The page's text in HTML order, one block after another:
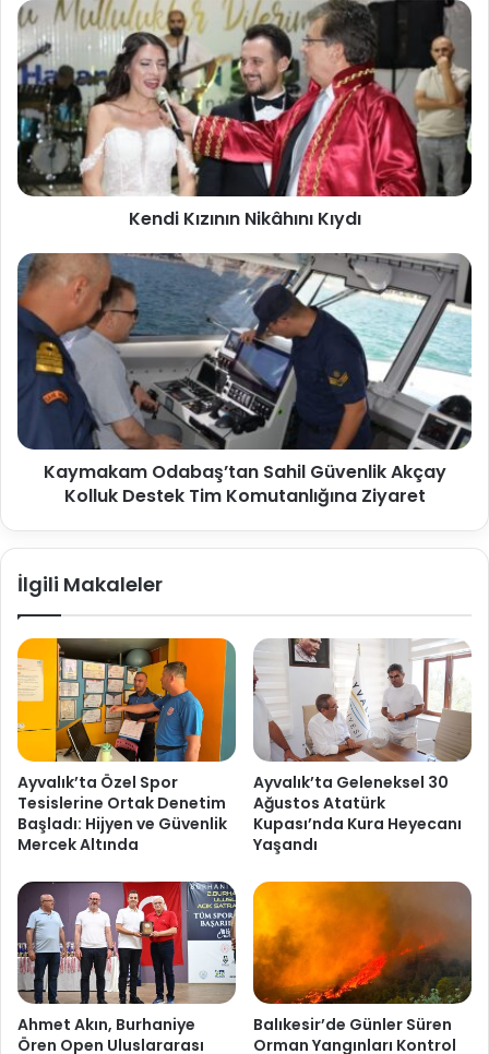
Kendi Kızının Nikâhını Kıydı
Kaymakam Odabaş’tan Sahil Güvenlik Akçay
Kolluk Destek Tim Komutanlığına Ziyaret
İlgili Makaleler
Ayvalık’ta Özel Spor
Tesislerine Ortak Denetim
Başladı: Hijyen ve Güvenlik
Mercek Altında
Ayvalık’ta Geleneksel 30
Ağustos Atatürk
Kupası’nda Kura Heyecanı
Yaşandı
Ahmet Akın, Burhaniye
Ören Open Uluslararası
Balıkesir’de Günler Süren
Orman Yangınları Kontrol